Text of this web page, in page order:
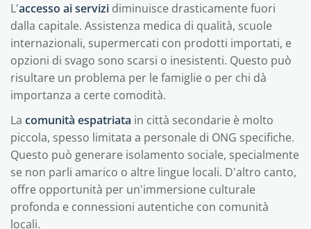
L'accesso ai servizi diminuisce drasticamente fuori
dalla capitale. Assistenza medica di qualità, scuole
internazionali, supermercati con prodotti importati, e
opzioni di svago sono scarsi o inesistenti. Questo può
risultare un problema per le famiglie o per chi dà
importanza a certe comodità.
La comunità espatriata in città secondarie è molto
piccola, spesso limitata a personale di ONG specifiche.
Questo può generare isolamento sociale, specialmente
se non parli amarico o altre lingue locali. D'altro canto,
offre opportunità per un'immersione culturale
profonda e connessioni autentiche con comunità
locali.